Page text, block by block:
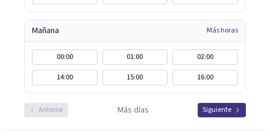
Mañana Más horas
00:00 01:00
02:00
14:00
15:00 16:00
Anterior Más días Siguiente